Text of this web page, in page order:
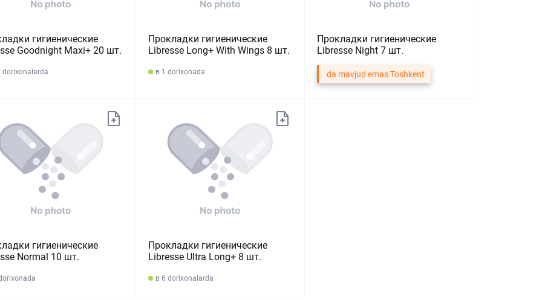
гигиенические
Goodnight Maxi+ 20 шт.
dorixonalarda
Прокладки гигиенические
Libresse Long+ With Wings 8 шт.
в 1 dorixonada
Прокладки гигиенические
Libresse Night 7 шт.
da mavjud emas Toshkent
гигиенические
Normal 10 шт.
Прокладки гигиенические
Libresse Ultra Long+ 8 шт.
в 6 dorixonalarda